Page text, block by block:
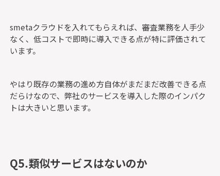
smetaクラウドを入れてもらえれば、審査業務を人手少
なく、低コストで即時に導入できる点が特に評価されて
います。
やはり既存の業務の進め方自体がまだまだ改善できる点
だらけなので、弊社のサービスを導入した際のインパク
トは大きいと思います。
Q5.類似サービスはないのか